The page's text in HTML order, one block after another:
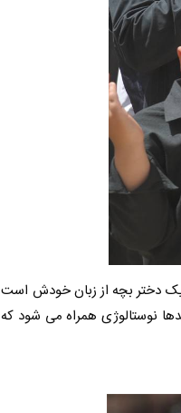
دختر بچه از زبان خودش است
نوستالوژی همراه می شود که